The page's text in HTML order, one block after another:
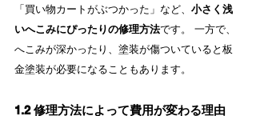
「買い物カートがぶつかった」など、 小さく浅
いへこみにぴったりの修理方法です。 一方で、
へこみが深かったり、塗装が傷ついていると板
金塗装が必要になることもあります。
1.2 修理方法によって費用が変わる理由